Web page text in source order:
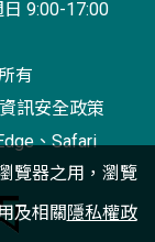
9:00-17:00
有
訊安全政策
、Safari
覽器之用，瀏覽
及相關隱私權政